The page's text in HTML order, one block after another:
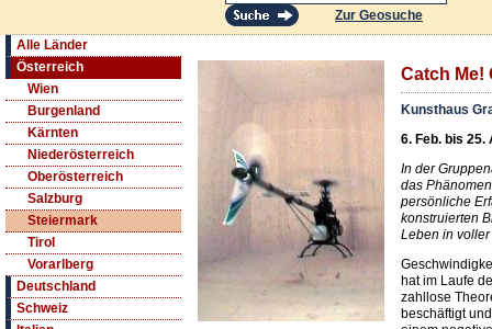
Zur Geosuche
Alle Länder
Österreich
Wien
Burgenland
Kärnten
Niederösterreich
Oberösterreich
Salzburg
Steiermark
Tirol
Vorarlberg
Deutschland
Schweiz
Catch Me!
Kunsthaus
6. Feb. bis 25.
In der
das
persönliche
konstruierten
Leben in
hat im Laufe
zahllose
beschäftigt